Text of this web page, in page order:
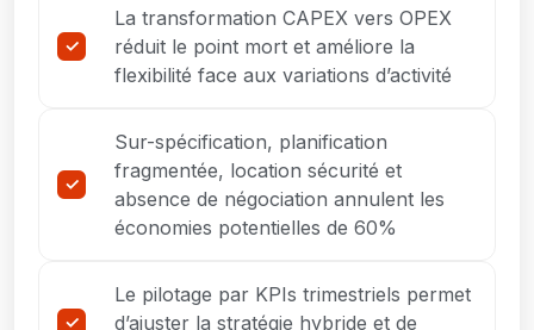
La transformation CAPEX vers OPEX
réduit le point mort et améliore la
flexibilité face aux variations d’activité
Sur-spécification, planification
fragmentée, location sécurité et
absence de négociation annulent les
économies potentielles de 60%
Le pilotage par KPIs trimestriels permet
d’ajuster la stratégie hybride et de